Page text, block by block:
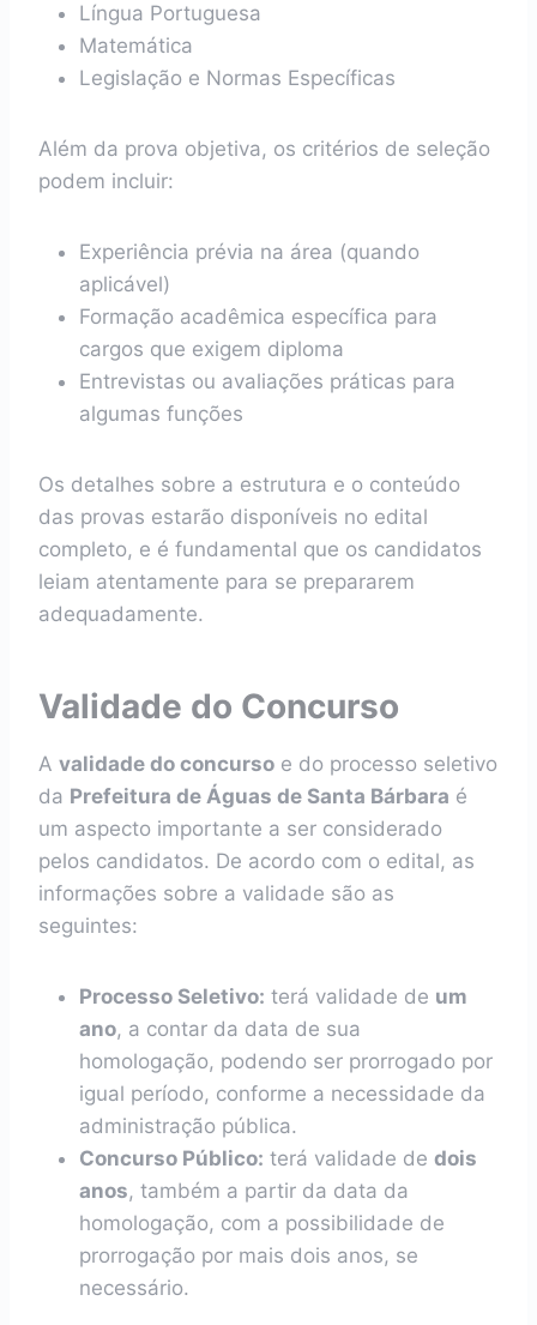
Língua Portuguesa
Matemática
Legislação e Normas Específicas
Além da prova objetiva, os critérios de seleção
podem incluir:
Experiência prévia na área (quando
aplicável)
Formação acadêmica específica para
cargos que exigem diploma
Entrevistas ou avaliações práticas para
algumas funções
Os detalhes sobre a estrutura e o conteúdo
das provas estarão disponíveis no edital
completo, e é fundamental que os candidatos
leiam atentamente para se prepararem
adequadamente.
Validade do Concurso
A validade do concurso e do processo seletivo
da Prefeitura de Águas de Santa Bárbara é
um aspecto importante a ser considerado
pelos candidatos. De acordo com o edital, as
informações sobre a validade são as
seguintes:
Processo Seletivo: terá validade de um
ano, a contar da data de sua
homologação, podendo ser prorrogado por
igual período, conforme a necessidade da
administração pública.
Concurso Público: terá validade de dois
anos, também a partir da data da
homologação, com a possibilidade de
prorrogação por mais dois anos, se
necessário.